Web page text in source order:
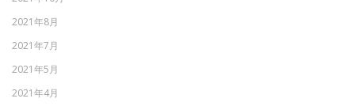
2021年8月
2021年7月
2021年5月
2021年4月